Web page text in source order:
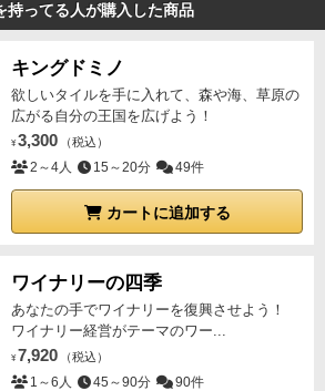
す。各場面によってキャラクターに様々
キャラクターになりきって行ったり、面白
きるゲームです。更に詳しい内容はこちら
さい！！！
持ってる人が購入した商品
キングドミノ
欲しいタイルを手に入れて、森や海、草原の
広がる自分の王国を広げよう！
¥ 3,300 （税込）
2～4人 15～20分 49件
カートに追加する
ワイナリーの四季
あなたの手でワイナリーを復興させよう！
ワイナリー経営がテーマのワー...
¥ 7,920 （税込）
1～6人 45～90分 90件